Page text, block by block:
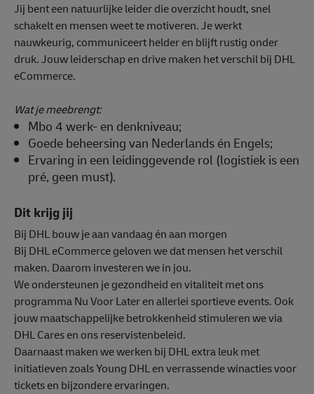
Jij bent een natuurlijke leider die overzicht houdt, snel
schakelt en mensen weet te motiveren. Je werkt
nauwkeurig, communiceert helder en blijft rustig onder
druk. Jouw leiderschap en drive maken het verschil bij DHL
eCommerce.
Wat je meebrengt:
Mbo 4 werk- en denkniveau;
Goede beheersing van Nederlands én Engels;
Ervaring in een leidinggevende rol (logistiek is een
pré, geen must).
Dit krijg jij
Bij DHL bouw je aan vandaag én aan morgen
Bij DHL eCommerce geloven we dat mensen het verschil
maken. Daarom investeren we in jou.
We ondersteunen je gezondheid en vitaliteit met ons
programma Nu Voor Later en allerlei sportieve events. Ook
jouw maatschappelijke betrokkenheid stimuleren we via
DHL Cares en ons reservistenbeleid.
Daarnaast maken we werken bij DHL extra leuk met
initiatieven zoals Young DHL en verrassende winacties voor
tickets en bijzondere ervaringen.